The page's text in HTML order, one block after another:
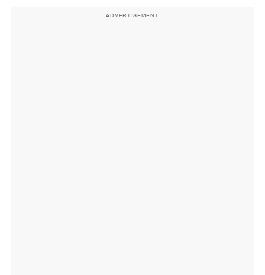
ADVERTISEMENT